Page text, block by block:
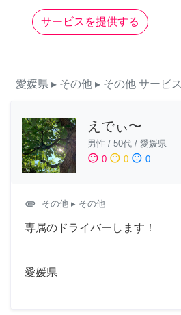
サービスを提供する
愛媛県 ▸ その他 ▸ その他 サービス
えでぃ〜
男性 / 50代 / 愛媛県
sentiment_satisfied 0 sentiment_neutral 0 sentiment_dissatisfied 0
attachment その他 ▸ その他
専属のドライバーします！
愛媛県